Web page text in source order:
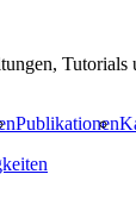
Publikationen